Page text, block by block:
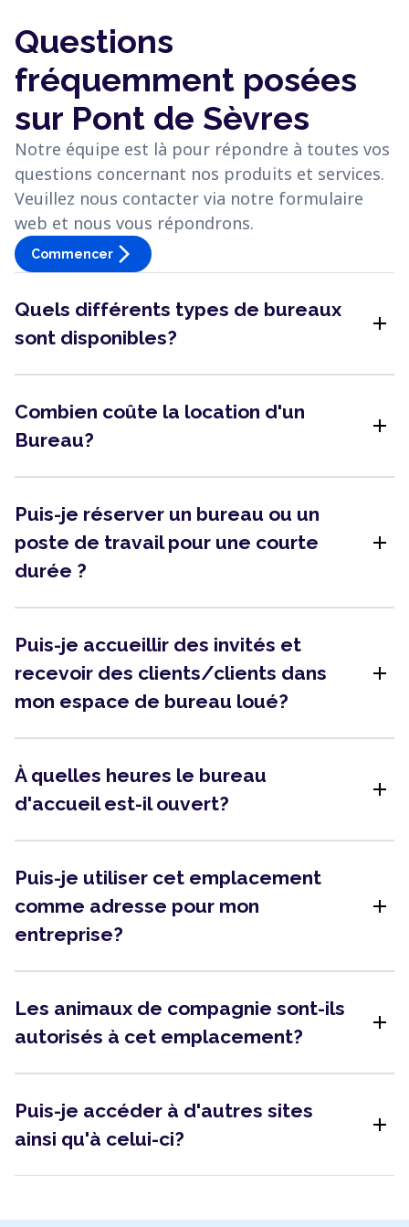
Questions
fréquemment posées
sur Pont de Sèvres
Notre équipe est là pour répondre à toutes vos
questions concernant nos produits et services.
Veuillez nous contacter via notre formulaire
web et nous vous répondrons.
Commencer arrow_forward_ios
Quels différents types de bureaux
sont disponibles?
add
Combien coûte la location d'un
Bureau?
add
Puis-je réserver un bureau ou un
poste de travail pour une courte
durée ?
add
Puis-je accueillir des invités et
recevoir des clients/clients dans
mon espace de bureau loué?
add
À quelles heures le bureau
d'accueil est-il ouvert?
add
Puis-je utiliser cet emplacement
comme adresse pour mon
entreprise?
add
Les animaux de compagnie sont-ils
autorisés à cet emplacement?
add
Puis-je accéder à d'autres sites
ainsi qu'à celui-ci?
add